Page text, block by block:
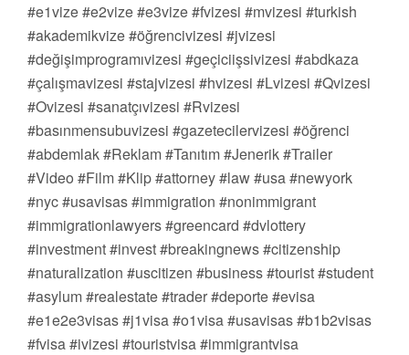
#e1vize #e2vize #e3vize #fvizesi #mvizesi #turkish
#akademikvize #öğrencivizesi #jvizesi
#değişimprogramıvizesi #geçiciişsivizesi #abdkaza
#çalışmavizesi #stajvizesi #hvizesi #Lvizesi #Qvizesi
#Ovizesi #sanatçıvizesi #Rvizesi
#basınmensubuvizesi #gazetecilervizesi #öğrenci
#abdemlak #Reklam #Tanıtım #Jenerik #Trailer
#Video #Film #Klip #attorney #law #usa #newyork
#nyc #usavisas #immigration #nonimmigrant
#immigrationlawyers #greencard #dvlottery
#investment #invest #breakingnews #citizenship
#naturalization #uscitizen #business #tourist #student
#asylum #realestate #trader #deporte #evisa
#e1e2e3visas #j1visa #o1visa #usavisas #b1b2visas
#fvisa #ivizesi #touristvisa #immigrantvisa